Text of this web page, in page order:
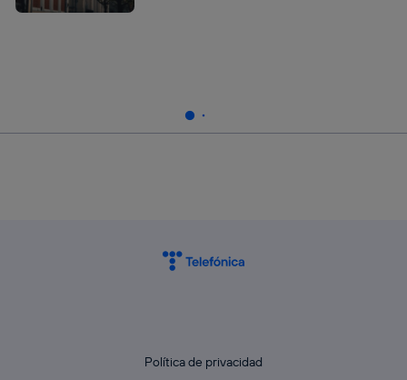
Política de privacidad